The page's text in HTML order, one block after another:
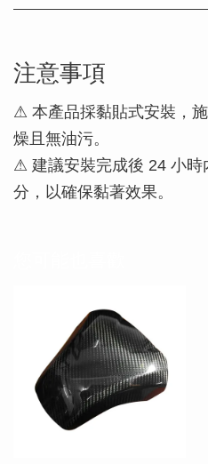
注意事項
⚠ 本產品採黏貼式安裝，
燥且無油污。
⚠ 建議安裝完成後 24 小時
分，以確保黏著效果。